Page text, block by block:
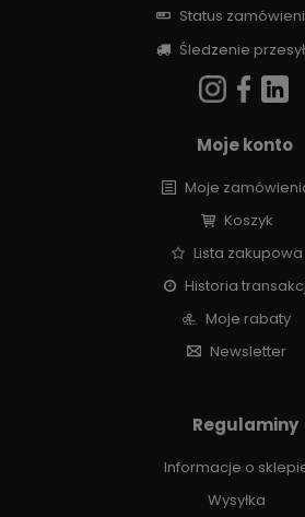
Status
Śledzenie
Moje konto
Moje
Koszyk
Lista zakupowa
Historia
Moje rabaty
Newsletter
Regulaminy
Informacje o
Wysyłka